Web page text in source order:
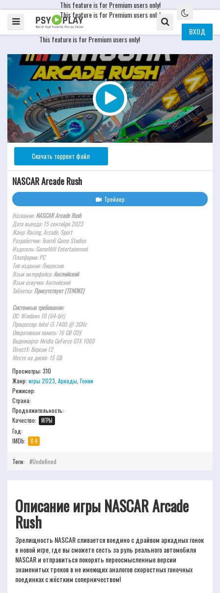
This feature is for Premium users only!
This feature is for Premium users only!
ВХОД
This feature is for Premium users only!
Скачать торрент файл
NASCAR Arcade Rush
Трейлер
Название:NASCAR Arcade Rush
Дата выхода: 15 сентября 2023
Жанр: Racing, Arcade, Sport
Разработчик: Team6 Game Studios
Издатель: GameMill Entertainment
Платформа: PC
Тип издания: Лицензия
Язык интерфейса:Английский
Язык озвучки: Английский
Таблетка:Присутствует (TENOKE)
Системные требования:
ОС: Windows 10 (64-bit)
Процессор: Intel i5 7400 @ 3GHz
Оперативная память: 16 GB ОЗУ
Видеокарта: Nvidia GeForce GTX 1060
DirectX: Версии 12
Место на диске: 15 GB
Просмотры: 310
Жанр: игры 2023 Аркады Гонки
Режисер:
Страна:
Продолжительность:
Качество:
ИГРЫ
Год:
IMDb:
8.4
Теги: Undefined
Описание игры NASCAR Arcade
Rush
Зрелищность NASCAR сливается воедино с драйвом аркадных гонок
в новой игре, где вы сможете сесть за руль реального автомобиля
NASCAR и отправиться покорять переосмысленные версии
знаменитых треков в не имеющих аналогов скоростных гоночных
поединках с жёстким соперничеством!